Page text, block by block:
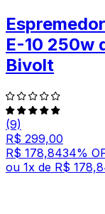
E-10 250w
Bivolt
(9)
R$ 299,00
R$ 178,8434%
ou 1x de R$